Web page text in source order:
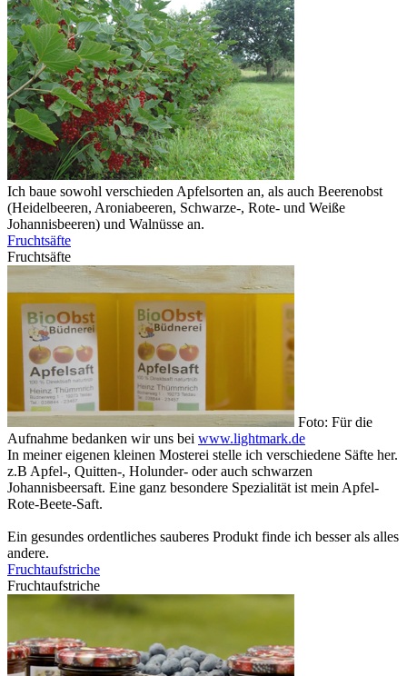
Ich baue sowohl verschieden Apfelsorten an, als auch Beerenobst
(Heidelbeeren, Aroniabeeren, Schwarze-, Rote- und Weiße
Johannisbeeren) und Walnüsse an.
Fruchtsäfte
Fruchtsäfte
Foto: Für die
Aufnahme bedanken wir uns bei www.lightmark.de
In meiner eigenen kleinen Mosterei stelle ich verschiedene Säfte her.
z.B Apfel-, Quitten-, Holunder- oder auch schwarzen
Johannisbeersaft. Eine ganz besondere Spezialität ist mein Apfel-
Rote-Beete-Saft.
Ein gesundes ordentliches sauberes Produkt finde ich besser als alles
andere.
Fruchtaufstriche
Fruchtaufstriche